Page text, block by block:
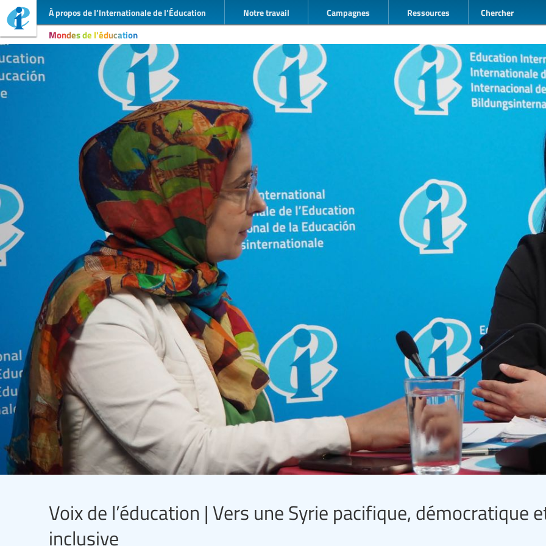
À propos de l’Internationale de l’Éducation Notre travail Campagnes Ressources Chercher
Mondes de l'éducation
Voix de l’éducation | Vers une Syrie pacifique, démocratique
inclusive